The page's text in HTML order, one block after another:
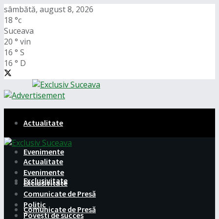
sâmbătă, august 8, 2026
18 °c
Suceava
20 ° vin
16 ° S
16 ° D
Actualitate
Evenimente
Exclusivitate
Comunicate de Presă
Actualitate
Evenimente
Exclusivitate
Comunicate de Presă
Politic
Povești de succes